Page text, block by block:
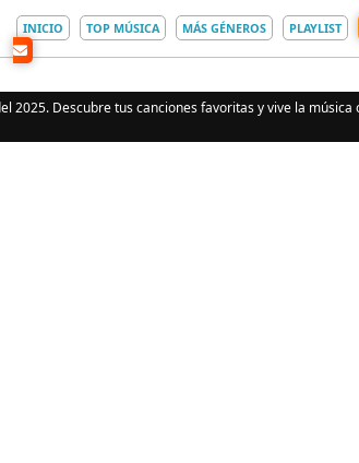
INICIO TOP MÚSICA MÁS GÉNEROS PLAYLIST
2025. Descubre tus canciones favoritas y vive la música